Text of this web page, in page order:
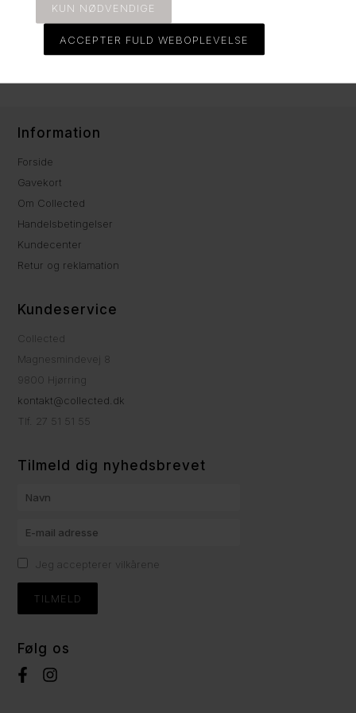
håndleddet.
Information
Forside
Gavekort
Om Collected
Handelsbetingelser
Kundecenter
Retur og reklamation
Kundeservice
Collected
Magnesmindevej 8
9800 Hjørring
kontakt@collected.dk
Tlf. 27 51 51 55
Tilmeld dig nyhedsbrevet
Jeg accepterer vilkårene
Følg os